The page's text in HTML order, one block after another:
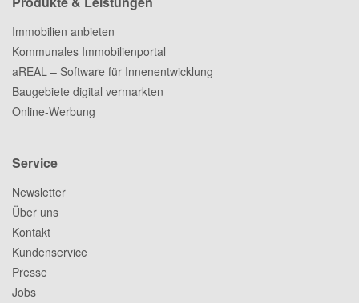
Immobilien anbieten
Kommunales Immobilienportal
aREAL – Software für Innenentwicklung
Baugebiete digital vermarkten
Online-Werbung
Service
Newsletter
Über uns
Kontakt
Kundenservice
Presse
Jobs